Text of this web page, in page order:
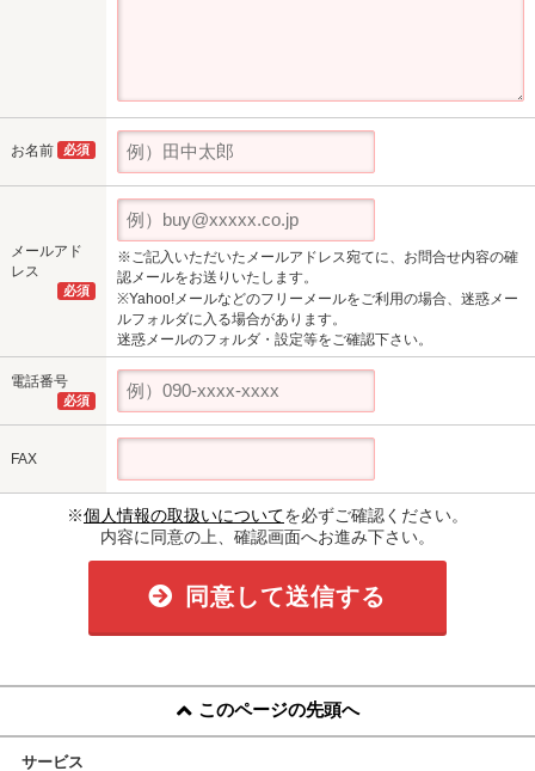
お名前 必須
メールアド
レス
必須
※ご記入いただいたメールアドレス宛てに、お問合せ内容の確
認メールをお送りいたします。
※Yahoo!メールなどのフリーメールをご利用の場合、迷惑メー
ルフォルダに入る場合があります。
迷惑メールのフォルダ・設定等をご確認下さい。
電話番号
必須
FAX
※個人情報の取扱いについてを必ずご確認ください。
内容に同意の上、確認画面へお進み下さい。
同意して送信する
このページの先頭へ
サービス